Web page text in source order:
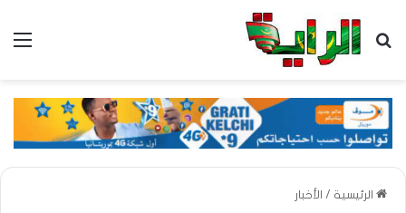
بحث عن
الرئيسية / الأخبار